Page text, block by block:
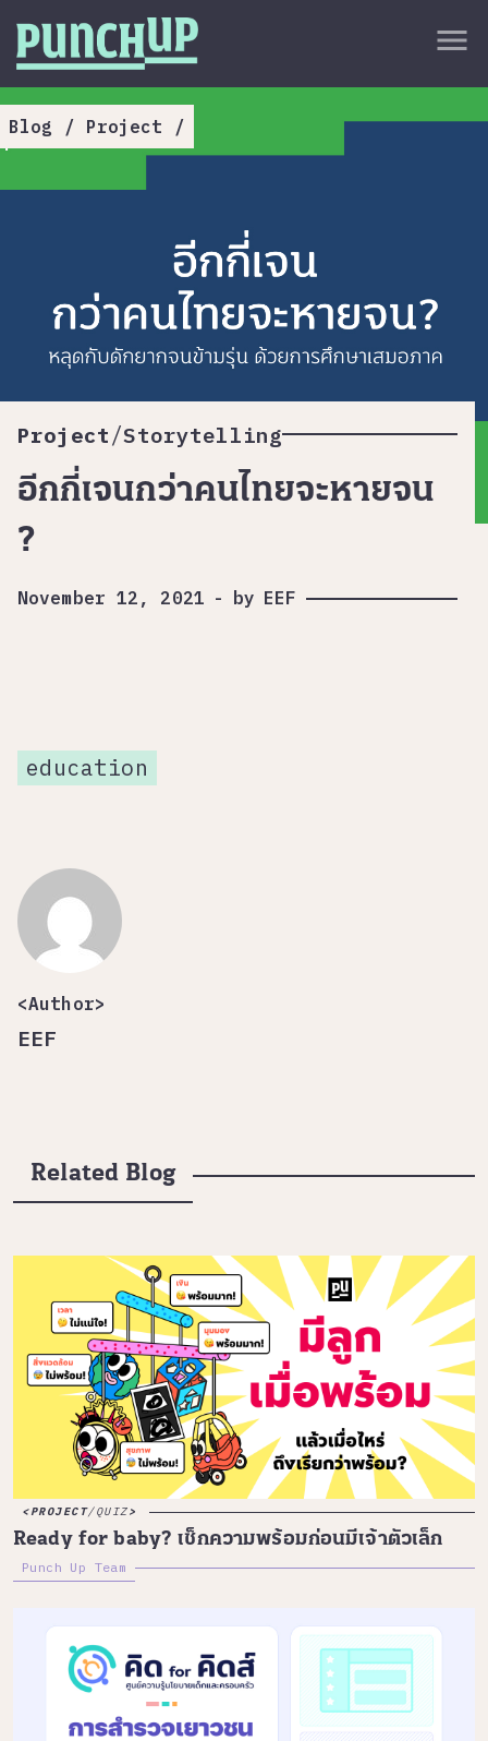
Skip to content
menu
close
About
Service
ลับด้านบน
Blog / Project /
Project /Storytelling
อีกกี่เจนกว่าคนไทยจะหายจน
?
November 12, 2021 - by EEF
education
<Author>
EEF
Related Blog
PROJECT/QUIZ
Ready for baby? เช็กความพร้อมก่อนมีเจ้าตัวเล็ก
Punch Up Team